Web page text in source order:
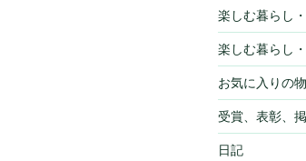
楽しむ暮らし
楽しむ暮らし
お気に入りの物
受賞、表彰、
日記